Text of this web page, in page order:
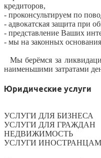
кредиторов,
- проконсультируем по
- адвокатская защита при
- представление Ваших
- мы на законных
Мы берёмся за
наименьшими затратами
Юридические услуги
УСЛУГИ ДЛЯ БИЗНЕСА
УСЛУГИ ДЛЯ ГРАЖДАН
НЕДВИЖИМОСТЬ
УСЛУГИ ИНОСТРАНЦАМ